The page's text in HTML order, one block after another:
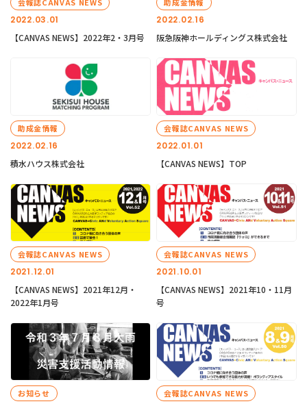
2022.03.01
【CANVAS NEWS】2022年2・3月号
2022.02.16
阪急阪神ホールディングス株式会社
2022.02.16
助成金情報
積水ハウス株式会社
2022.01.01
会報誌CANVAS NEWS
【CANVAS NEWS】TOP
2021.12.01
会報誌CANVAS NEWS
【CANVAS NEWS】2021年12月・
2022年1月号
2021.10.01
会報誌CANVAS NEWS
【CANVAS NEWS】2021年10・11月
号
お知らせ 会報誌CANVAS NEWS